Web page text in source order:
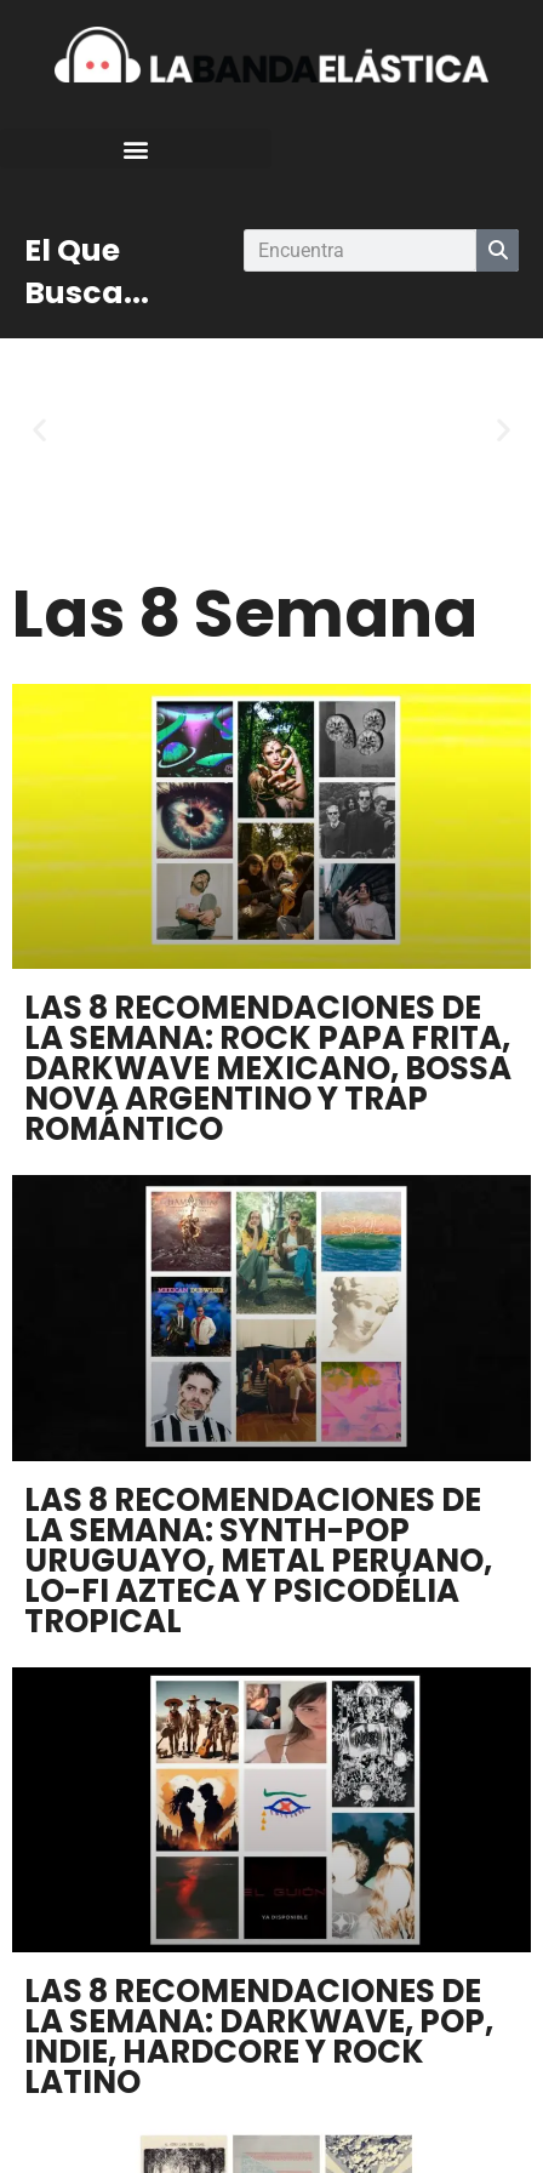
El Que
Busca...
Las 8 Semana
LAS 8 RECOMENDACIONES DE
LA SEMANA: ROCK PAPA FRITA,
DARKWAVE MEXICANO, BOSSA
NOVA ARGENTINO Y TRAP
ROMÁNTICO
LAS 8 RECOMENDACIONES DE
LA SEMANA: SYNTH-POP
URUGUAYO, METAL PERUANO,
LO-FI AZTECA Y PSICODÉLIA
TROPICAL
LAS 8 RECOMENDACIONES DE
LA SEMANA: DARKWAVE, POP,
INDIE, HARDCORE Y ROCK
LATINO